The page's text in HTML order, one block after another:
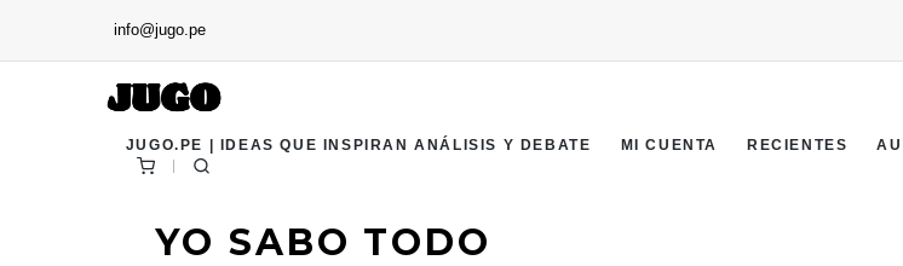
info@jugo.pe
JUGO.PE | IDEAS QUE INSPIRAN ANÁLISIS Y DEBATE MI CUENTA RECIENTES
YO SABO TODO